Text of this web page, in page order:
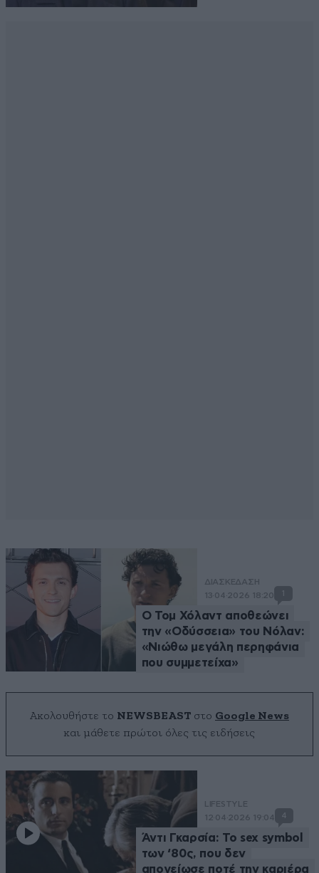
ΔΙΑΣΚΕΔΑΣΗ
13·04·2026 18:20
Ο Τομ Χόλαντ αποθεώνει
την «Οδύσσεια» του Νόλαν:
«Νιώθω μεγάλη περηφάνια
που συμμετείχα»
Ακολουθήστε το NEWSBEASTστο Google News
και μάθετε πρώτοι όλες τις ειδήσεις
LIFESTYLE
12·04·2026 19:04
4
Άντι Γκαρσία: Το sex symbol
των ‘80ς, που δεν
απογείωσε ποτέ την καριέρα